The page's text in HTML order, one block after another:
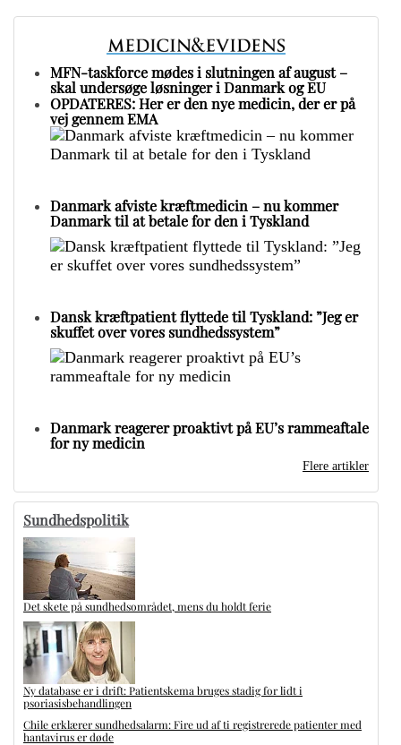
MFN-taskforce mødes i slutningen af august –
skal undersøge løsninger i Danmark og EU
OPDATERES: Her er den nye medicin, der er på
vej gennem EMA
Danmark afviste kræftmedicin – nu kommer
Danmark til at betale for den i Tyskland
Dansk kræftpatient flyttede til Tyskland: ”Jeg er
skuffet over vores sundhedssystem”
Danmark reagerer proaktivt på EU’s rammeaftale
for ny medicin
Flere artikler
Sundhedspolitik
Det skete på sundhedsområdet, mens du holdt ferie
Ny database er i drift: Patientskema bruges stadig for lidt i
psoriasisbehandlingen
Chile erklærer sundhedsalarm: Fire ud af ti registrerede patienter med
hantavirus er døde